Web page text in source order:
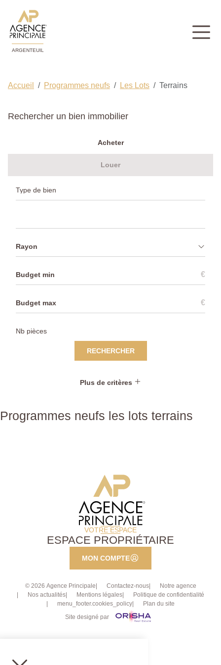
ARGENTEUIL
Accueil Programmes neufs Les Lots Terrains
Rechercher un bien immobilier
Acheter
Louer
Rayon
€
€
RECHERCHER
Plus de critères
Programmes neufs les lots terrains
VOTRE ESPACE
ESPACE PROPRIÉTAIRE
MON COMPTE
© 2026 Agence Principale Contactez-nous
Notre agence
Nos actualités
Mentions légales
Politique de confidentialité
menu_footer.cookies_policy
Plan du site
Site designé par